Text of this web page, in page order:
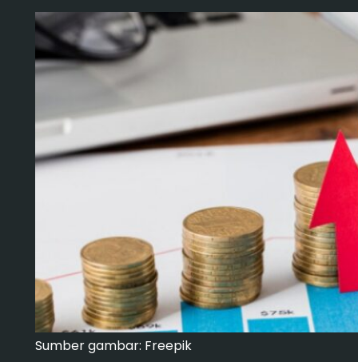
Sumber gambar: Freepik